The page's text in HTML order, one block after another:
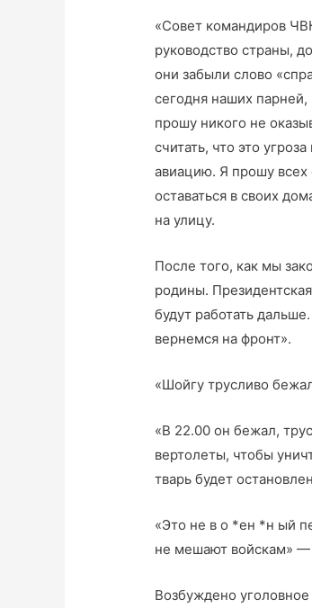
«Совет командиров
руководство страны,
они забыли слово
сегодня наших парней,
прошу никого не
считать, что это
авиацию. Я прошу всех
оставаться в своих
на улицу.
После того, как мы
родины.
будут работать
вернемся на фронт».
«Шойгу трусливо
«В 22.00 он бежал,
вертолеты, чтобы
тварь будет
«Это не в о *ен *н ый
не мешают войскам»
Возбуждено